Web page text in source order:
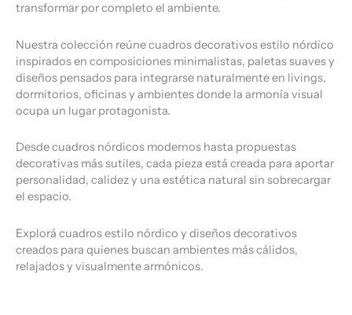
transformar por completo el ambiente.
Nuestra colección reúne cuadros decorativos estilo nórdico
inspirados en composiciones minimalistas, paletas suaves y
diseños pensados para integrarse naturalmente en livings,
dormitorios, oficinas y ambientes donde la armonía visual
ocupa un lugar protagonista.
Desde cuadros nórdicos modernos hasta propuestas
decorativas más sutiles, cada pieza está creada para aportar
personalidad, calidez y una estética natural sin sobrecargar
el espacio.
Explorá cuadros estilo nórdico y diseños decorativos
creados para quienes buscan ambientes más cálidos,
relajados y visualmente armónicos.